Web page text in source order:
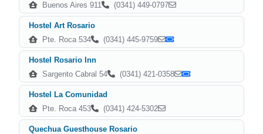
Buenos Aires 911
(0341) 449-0797
Hostel Art Rosario
Pte. Roca 534
(0341) 445-9759
Hostel Rosario Inn
Sargento Cabral 54
(0341) 421-0358
Hostel La Comunidad
Pte. Roca 453
(0341) 424-5302
Quechua Guesthouse Rosario